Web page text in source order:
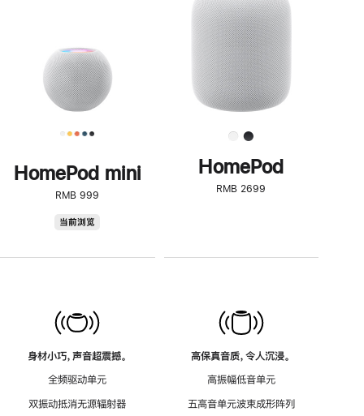
HomePod mini
RMB 999
当前浏览
身材小巧，声音超震撼。
全频驱动单元
双振动抵消无源辐射器
了
解
HomePod<
HomePod
RMB 2699
高保真音质，令人沉浸。
高振幅低音单元
五高音单元波束成形阵列